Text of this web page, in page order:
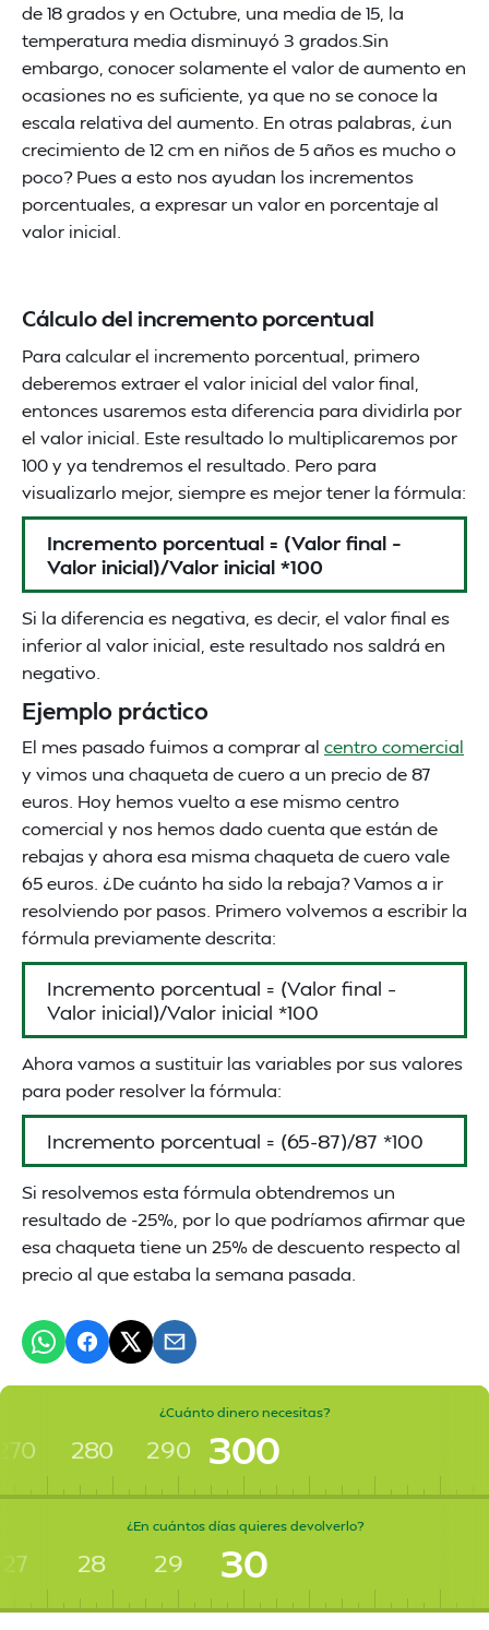
de 18 grados y en Octubre, una media de 15, la
temperatura media disminuyó 3 grados.Sin
embargo, conocer solamente el valor de aumento en
ocasiones no es suficiente, ya que no se conoce la
escala relativa del aumento. En otras palabras, ¿un
crecimiento de 12 cm en niños de 5 años es mucho o
poco? Pues a esto nos ayudan los incrementos
porcentuales, a expresar un valor en porcentaje al
valor inicial.
Cálculo del incremento porcentual
Para calcular el incremento porcentual, primero
deberemos extraer el valor inicial del valor final,
entonces usaremos esta diferencia para dividirla por
el valor inicial. Este resultado lo multiplicaremos por
100 y ya tendremos el resultado. Pero para
visualizarlo mejor, siempre es mejor tener la fórmula:
Incremento porcentual = (Valor final –
Valor inicial)/Valor inicial *100
Si la diferencia es negativa, es decir, el valor final es
inferior al valor inicial, este resultado nos saldrá en
negativo.
Ejemplo práctico
El mes pasado fuimos a comprar al centro comercial
y vimos una chaqueta de cuero a un precio de 87
euros. Hoy hemos vuelto a ese mismo centro
comercial y nos hemos dado cuenta que están de
rebajas y ahora esa misma chaqueta de cuero vale
65 euros. ¿De cuánto ha sido la rebaja? Vamos a ir
resolviendo por pasos. Primero volvemos a escribir la
fórmula previamente descrita:
Incremento porcentual = (Valor final –
Valor inicial)/Valor inicial *100
Ahora vamos a sustituir las variables por sus valores
para poder resolver la fórmula:
Incremento porcentual = (65-87)/87 *100
Si resolvemos esta fórmula obtendremos un
resultado de -25%, por lo que podríamos afirmar que
esa chaqueta tiene un 25% de descuento respecto al
precio al que estaba la semana pasada.
¿Cuánto dinero necesitas?
280 290 300
¿En cuántos días quieres devolverlo?
27 28 29 30